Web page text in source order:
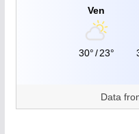
Ven
30°/23°
Data